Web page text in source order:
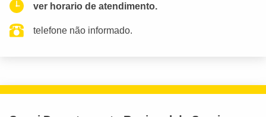
ver horario de atendimento.
telefone não informado.